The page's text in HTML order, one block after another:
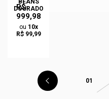
BEANS
DOURADO
R$
999,98
ou 10x
R$ 99,99
01